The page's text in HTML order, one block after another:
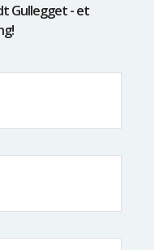
Gullegget - et